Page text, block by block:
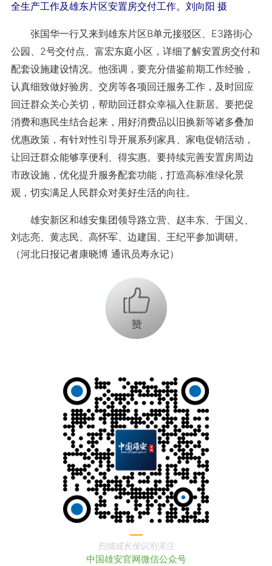
全生产工作及雄东片区安置房交付工作。刘向阳 摄
张国华一行又来到雄东片区B单元接驳区、E3路街心
公园、2号交付点、富宏东庭小区，详细了解安置房交付和
配套设施建设情况。他强调，要充分借鉴前期工作经验，
认真细致做好验房、交房等各项回迁服务工作，及时回应
回迁群众关心关切，帮助回迁群众幸福入住新居。要把促
消费和惠民生结合起来，用好消费品以旧换新等诸多叠加
优惠政策，有针对性引导开展系列家具、家电促销活动，
让回迁群众能够享便利、得实惠。要持续完善安置房周边
市政设施，优化提升服务配套功能，打造高标准绿化景
观，切实满足人民群众对美好生活的向往。
雄安新区和雄安集团领导路立营、赵丰东、于国义、
刘志亮、黄志民、高怀军、边建国、王纪平参加调研。
（河北日报记者康晓博 通讯员寿永记）
+1
扫描或长按识别关注
中国雄安官网微信公众号